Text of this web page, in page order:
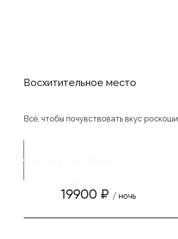
Восхитительное место
Всё, чтобы почувствовать вкус роскоши
19900 ₽ / ночь